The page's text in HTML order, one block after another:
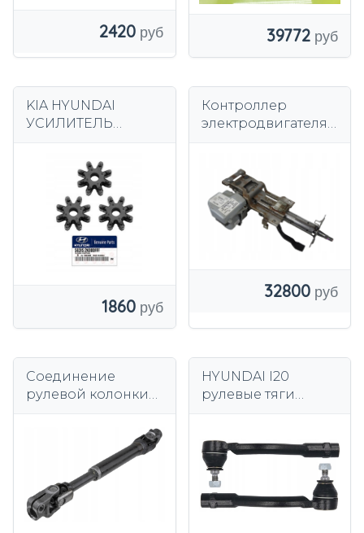
2420 39772
KIA HYUNDAI
УСИЛИТЕЛЬ
КОЛОНКИ
СЦЕПЛЕНИЕ 3 ШТ.
ОРИГИНАЛ
1860
Контроллер
электродвигателя
2012 EU
32800
Соединение
рулевой колонки
HYUNDAI I20
рулевые тяги